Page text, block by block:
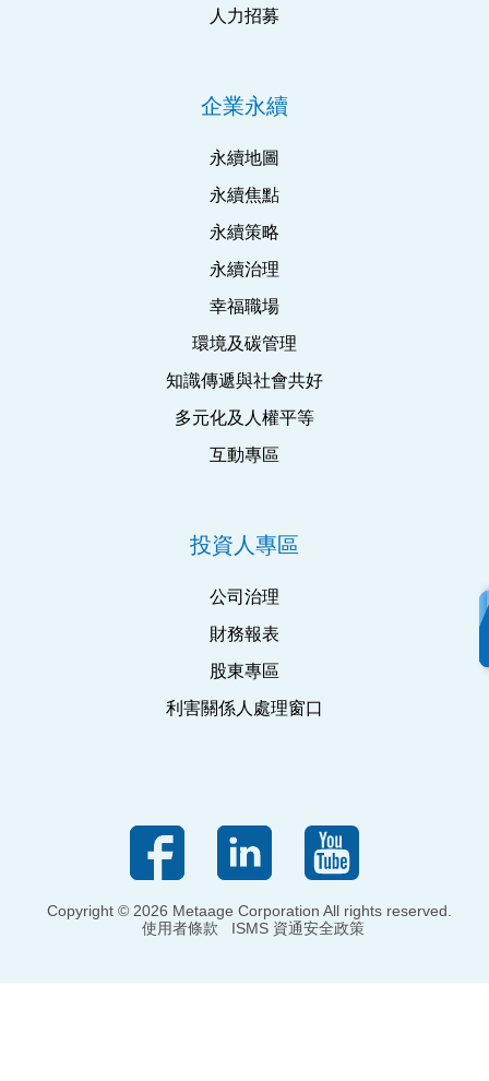
人力招募
企業永續
永續地圖
永續焦點
永續策略
永續治理
幸福職場
環境及碳管理
知識傳遞與社會共好
多元化及人權平等
互動專區
投資人專區
公司治理
財務報表
股東專區
利害關係人處理窗口
Copyright © 2026 Metaage Corporation All rights reserved.
使用者條款
ISMS 資通安全政策